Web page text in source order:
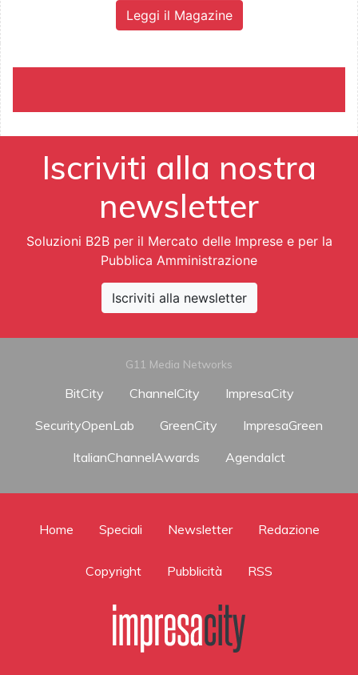
Leggi il Magazine
Iscriviti alla nostra
newsletter
Soluzioni B2B per il Mercato delle Imprese e per la
Pubblica Amministrazione
Iscriviti alla newsletter
G11 Media Networks
BitCity ChannelCity
ImpresaCity
SecurityOpenLab
GreenCity
ImpresaGreen
ItalianChannelAwards
AgendaIct
Home Speciali Newsletter Redazione
Copyright Pubblicità RSS